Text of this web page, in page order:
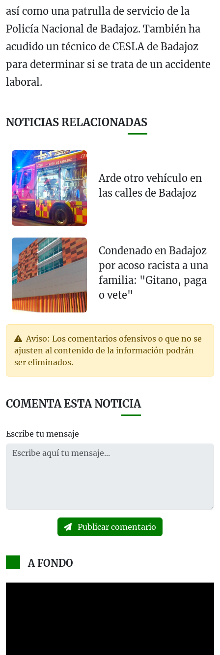
así como una patrulla de servicio de la
Policía Nacional de Badajoz. También ha
acudido un técnico de CESLA de Badajoz
para determinar si se trata de un accidente
laboral.
NOTICIAS RELACIONADAS
Arde otro vehículo en
las calles de Badajoz
Condenado en Badajoz
por acoso racista a una
familia: "Gitano, paga
o vete"
Aviso: Los comentarios ofensivos o que no se
ajusten al contenido de la información podrán
ser eliminados.
COMENTA ESTA NOTICIA
Escribe tu mensaje
Publicar comentario
A FONDO